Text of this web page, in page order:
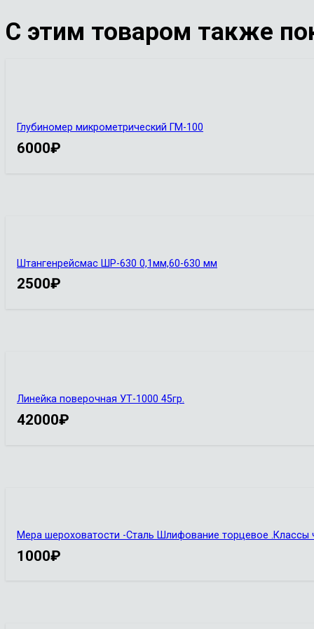
С этим товаром также
Глубиномер микрометрический ГМ-100
6000₽
Штангенрейсмас ШР-630 0,1мм,60-630 мм
2500₽
Линейка поверочная УТ-1000 45гр.
42000₽
Мера шероховатости -Сталь Шлифование торцевое .Классы
1000₽